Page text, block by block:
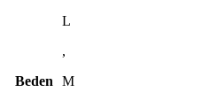
Beden
L
,
M